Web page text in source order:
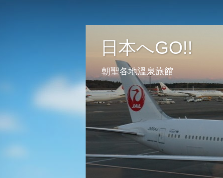
日本へGO!!
朝聖各地溫泉旅館